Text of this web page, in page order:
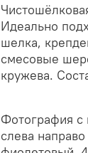
Идеально
шелка,
смесовые
кружева.
Фотография с
слева